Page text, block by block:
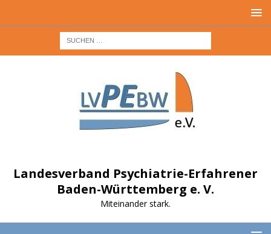
Landesverband Psychiatrie-Erfahrener
Baden-Württemberg e. V.
Miteinander stark.